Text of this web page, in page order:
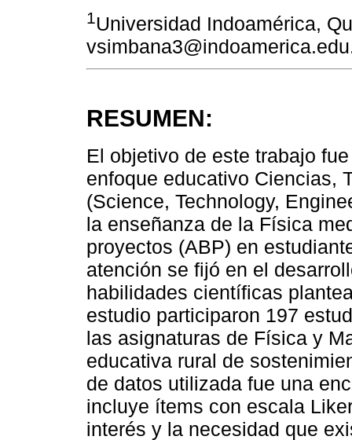
1 Universidad Indoamérica,
RESUMEN:
El objetivo de este trabajo
enfoque educativo Ciencias,
(Science, Technology,
la enseñanza de la Física
proyectos (ABP) en
atención se fijó en el
habilidades científicas
estudio participaron 197
las asignaturas de Física y
educativa rural de
de datos utilizada fue una
incluye ítems con escala
interés y la necesidad que